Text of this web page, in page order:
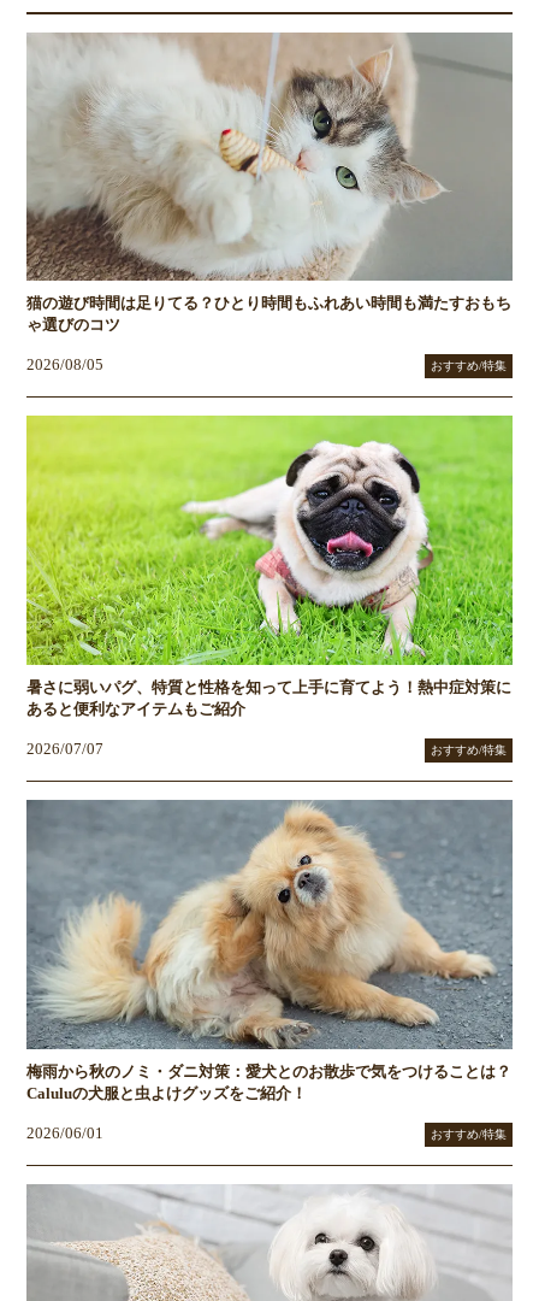
猫の遊び時間は足りてる？ひとり時間もふれあい時間も満たすおもち
ゃ選びのコツ
2026/08/05 おすすめ/特集
暑さに弱いパグ、特質と性格を知って上手に育てよう！熱中症対策に
あると便利なアイテムもご紹介
2026/07/07 おすすめ/特集
梅雨から秋のノミ・ダニ対策：愛犬とのお散歩で気をつけることは？
Caluluの犬服と虫よけグッズをご紹介！
2026/06/01 おすすめ/特集